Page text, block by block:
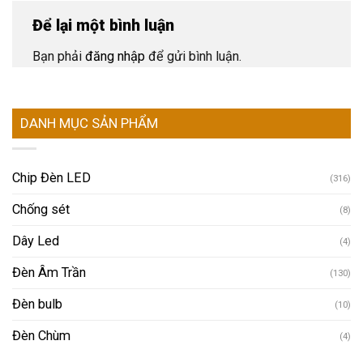
Để lại một bình luận
Bạn phải đăng nhập để gửi bình luận.
DANH MỤC SẢN PHẨM
Chip Đèn LED (316)
Chống sét (8)
Dây Led (4)
Đèn Âm Trần (130)
Đèn bulb (10)
Đèn Chùm (4)